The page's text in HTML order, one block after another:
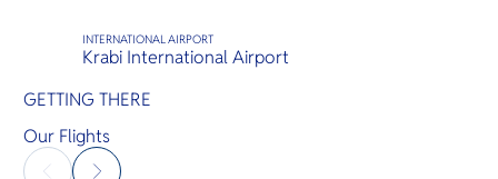
INTERNATIONAL AIRPORT
Krabi International Airport
GETTING THERE
Our Flights